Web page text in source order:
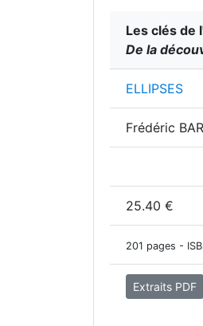
Les clés de
De la
ELLIPSES
Frédéric
25.40 €
201 pages -
Extraits PDF